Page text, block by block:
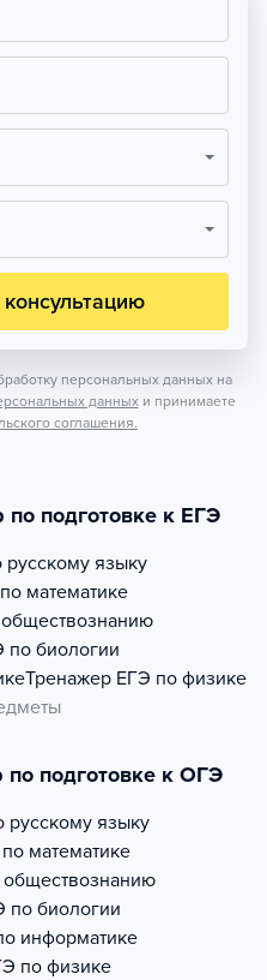
персональных данных на
данных и принимаете
соглашения.
подготовке к ЕГЭ
русскому языку
математике
по биологии
Тренажер ЕГЭ по физике
подготовке к ОГЭ
языку
математике
по биологии
информатике
по физике